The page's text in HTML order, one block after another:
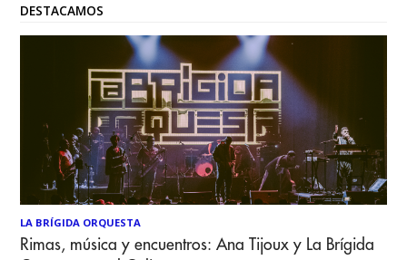
DESTACAMOS
LA BRÍGIDA ORQUESTA
Rimas, música y encuentros: Ana Tijoux y La Brígida